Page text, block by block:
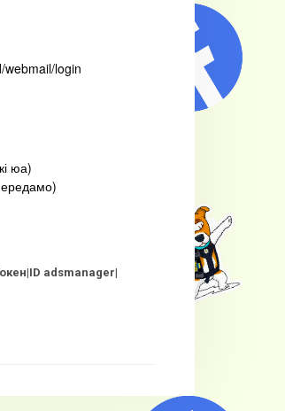
webmail/login
юа)
adsmanager|